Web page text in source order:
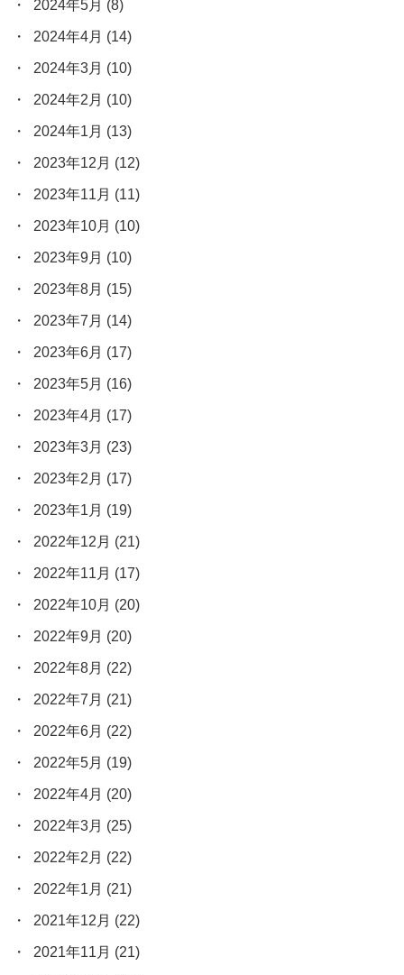
2024年5月 (8)
2024年4月 (14)
2024年3月 (10)
2024年2月 (10)
2024年1月 (13)
2023年12月 (12)
2023年11月 (11)
2023年10月 (10)
2023年9月 (10)
2023年8月 (15)
2023年7月 (14)
2023年6月 (17)
2023年5月 (16)
2023年4月 (17)
2023年3月 (23)
2023年2月 (17)
2023年1月 (19)
2022年12月 (21)
2022年11月 (17)
2022年10月 (20)
2022年9月 (20)
2022年8月 (22)
2022年7月 (21)
2022年6月 (22)
2022年5月 (19)
2022年4月 (20)
2022年3月 (25)
2022年2月 (22)
2022年1月 (21)
2021年12月 (22)
2021年11月 (21)